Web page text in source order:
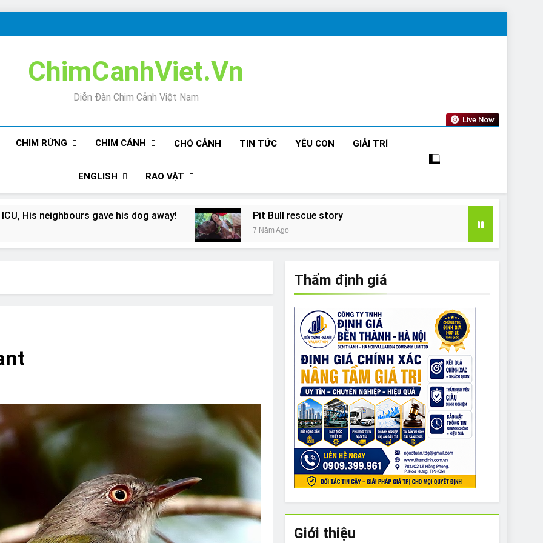
ChimCanhViet.Vn
Diễn Đàn Chim Cảnh Việt Nam
Live Now
CHIM RỪNG CHIM CẢNH CHÓ CẢNH TIN TỨC YÊU CON GIẢI TRÍ
ENGLISH RAO VẶT
His neighbours gave his dog away! Pit Bull rescue story
7 Năm Ago
And How to Minimize It!
Not as much as you think and here’s why!
The Ultimate Guide to What Bulldogs Can (and can’t) Eat
Can Bulldogs Run Long Distances?
Fetch? And How to Train Them! How Often Do I Need to Groom My Bulldog
Thẩm định giá
Giới thiệu